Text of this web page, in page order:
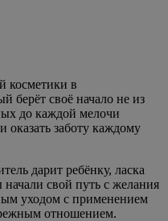
косметики в
берёт своё начало не из
до каждой мелочи
оказать заботу каждому
дарит ребёнку, ласка
свой путь с желания
уходом с применением
отношением.